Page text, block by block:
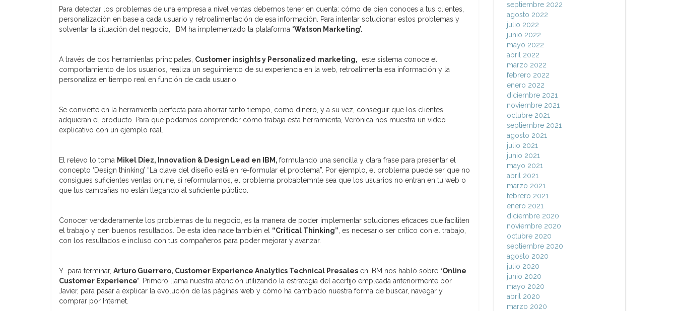
Para detectar los problemas de una empresa a nivel ventas debemos tener en cuenta: cómo de bien conoces a tus clientes,
personalización en base a cada usuario y retroalimentación de esa información. Para intentar solucionar estos problemas y
solventar la situación del negocio, IBM ha implementado la plataforma ‘Watson Marketing’.
A través de dos herramientas principales, Customer insights y Personalized marketing, este sistema conoce el
comportamiento de los usuarios, realiza un seguimiento de su experiencia en la web, retroalimenta esa información y la
personaliza en tiempo real en función de cada usuario.
Se convierte en la herramienta perfecta para ahorrar tanto tiempo, como dinero, y a su vez, conseguir que los clientes
adquieran el producto. Para que podamos comprender cómo trabaja esta herramienta, Verónica nos muestra un vídeo
explicativo con un ejemplo real.
El relevo lo toma Mikel Díez, Innovation & Design Lead en IBM, formulando una sencilla y clara frase para presentar el
concepto ‘Design thinking’ “La clave del diseño está en re-formular el problema”. Por ejemplo, el problema puede ser que no
consigues suficientes ventas online, si reformulamos, el problema probablemnte sea que los usuarios no entran en tu web o
que tus campañas no están llegando al suficiente público.
Conocer verdaderamente los problemas de tu negocio, es la manera de poder implementar soluciones eficaces que faciliten
el trabajo y den buenos resultados. De esta idea nace también el “Critical Thinking” , es necesario ser crítico con el trabajo,
con los resultados e incluso con tus compañeros para poder mejorar y avanzar.
Y para terminar, Arturo Guerrero, Customer Experience Analytics Technical Presales en IBM nos habló sobre ‘Online
Customer Experience’ . Primero llama nuestra atención utilizando la estrategia del acertijo empleada anteriormente por
Javier, para pasar a explicar la evolución de las páginas web y cómo ha cambiado nuestra forma de buscar, navegar y
comprar por Internet.
septiembre 2022
agosto 2022
julio 2022
junio 2022
mayo 2022
abril 2022
marzo 2022
febrero 2022
enero 2022
diciembre 2021
noviembre 2021
octubre 2021
septiembre 2021
agosto 2021
julio 2021
junio 2021
mayo 2021
abril 2021
marzo 2021
febrero 2021
enero 2021
diciembre 2020
noviembre 2020
octubre 2020
septiembre 2020
agosto 2020
julio 2020
junio 2020
mayo 2020
abril 2020
marzo 2020